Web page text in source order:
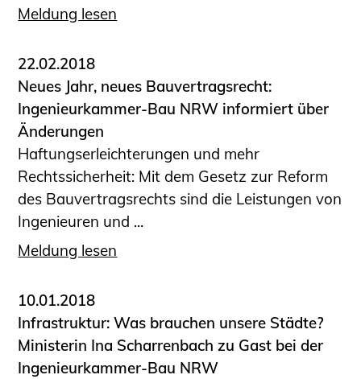
Informationen für Schülerinnen,
Projekte für Schülerinnen und Schüler
START.ING. Das Studierenden Praxis-
Programm
Wissenswertes für Studierende
Wettbewerbe für Studierende
BLING.BLING.
Kammer Newsletter
Presse
Kontakt und Anfahrt
Impressum
Datenschutz
Ingenieurakademie West
Meldung lesen
22.02.2018
Neues Jahr, neues Bauvertragsrecht:
Ingenieurkammer-Bau NRW informiert über
Änderungen
Haftungserleichterungen und mehr
Rechtssicherheit: Mit dem Gesetz zur Reform
des Bauvertragsrechts sind die Leistungen von
Ingenieuren und ...
Meldung lesen
10.01.2018
Infrastruktur: Was brauchen unsere Städte?
Ministerin Ina Scharrenbach zu Gast bei der
Ingenieurkammer-Bau NRW